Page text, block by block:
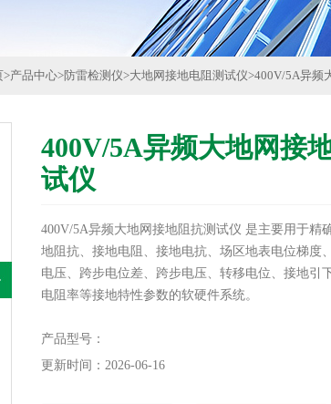
>产品中心>防雷检测仪>大地网接地电阻测试仪>400V/5A异频
400V/5A异频大地网接
试仪
400V/5A异频大地网接地阻抗测试仪 是主要用于精
地阻抗、接地电阻、接地电抗、场区地表电位梯度
电压、跨步电位差、跨步电压、转移电位、接地引
电阻率等接地特性参数的软硬件系统。
产品型号：
更新时间：2026-06-16